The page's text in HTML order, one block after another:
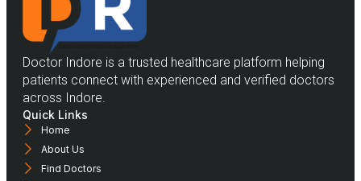
Doctor Indore is a trusted healthcare platform helping
patients connect with experienced and verified doctors
across Indore.
Quick Links
Home
About Us
Find Doctors